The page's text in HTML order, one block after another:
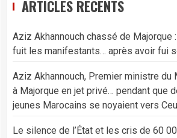
ARTICLES RÉCENTS
Aziz Akhannouch chassé de Majorque
fuit les manifestants… après avoir fui
Aziz Akhannouch, Premier ministre du
à Majorque en jet privé… pendant que
jeunes Marocains se noyaient vers
Le silence de l’État et les cris de 60